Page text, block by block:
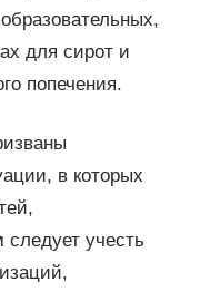
для сирот и
попечения.
в которых
учесть